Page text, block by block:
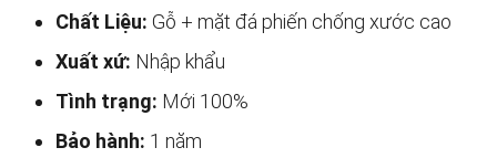
Chất Liệu: Gỗ + mặt đá phiến chống xước cao
Xuất xứ: Nhập khẩu
Tình trạng: Mới 100%
Bảo hành: 1 năm